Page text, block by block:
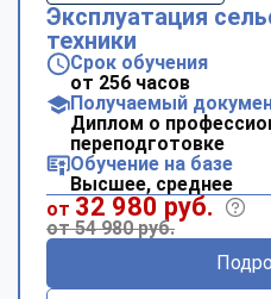
Эксплуатация
техники
Срок обучения
от 256 часов
Получаемый
Диплом о
переподготовке
Обучение на базе
Высшее, среднее
от 32 980 руб.
от 54 980 руб.